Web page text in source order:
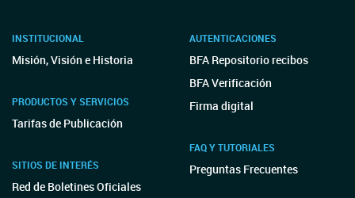
INSTITUCIONAL
Misión, Visión e Historia
PRODUCTOS Y SERVICIOS
Tarifas de Publicación
SITIOS DE INTERÉS
Red de Boletines Oficiales
AUTENTICACIONES
BFA Repositorio recibos
BFA Verificación
Firma digital
FAQ Y TUTORIALES
Preguntas Frecuentes